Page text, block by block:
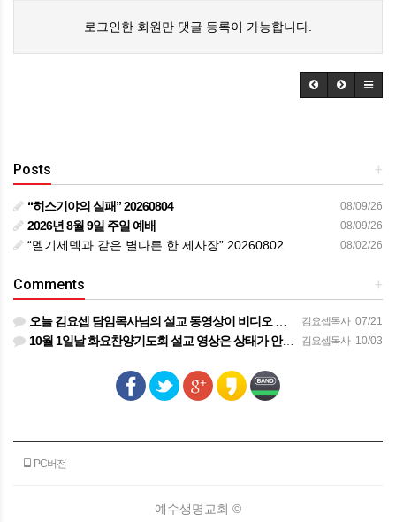
로그인한 회원만 댓글 등록이 가능합니다.
+
Posts
08/09/26
“히스기야의 실패” 20260804
08/09/26
2026년 8월 9일 주일 예배
08/02/26
“멜기세덱과 같은 별다른 한 제사장” 20260802
+
Comments
김요셉목사 07/21
오늘 김요셉 담임목사님의 설교 동영상이 비디오 장비 문제로 영상을 올려 드리지 못해 죄송합니다 오늘 주일 설…
김요셉목사 10/03
10월 1일날 화요찬양기도회 설교 영상은 상태가 안좋아서 오디오만 올려 드립니다
PC버전
예수생명교회 ©